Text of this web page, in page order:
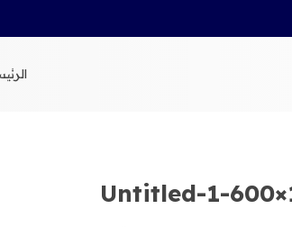
Untitled-1-